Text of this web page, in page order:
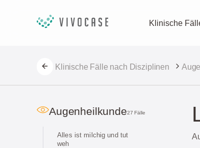
Klinische
Klinische Fälle nach Disziplinen
Augenheilkunde27 Fälle
Alles ist milchig und tut
weh